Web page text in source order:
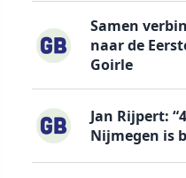
Samen
naar de
Goirle
Jan Rijpert:
Nijmegen is